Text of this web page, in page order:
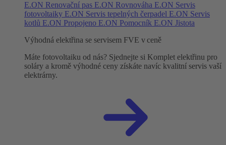
E.ON Renovační pas E.ON Rovnováha E.ON Servis
fotovoltaiky E.ON Servis tepelných čerpadel E.ON Servis
kotlů E.ON Propojeno E.ON Pomocník E.ON Jistota
Výhodná elektřina se servisem FVE v ceně
Máte fotovoltaiku od nás? Sjednejte si Komplet elektřinu pro
soláry a kromě výhodné ceny získáte navíc kvalitní servis vaší
elektrárny.